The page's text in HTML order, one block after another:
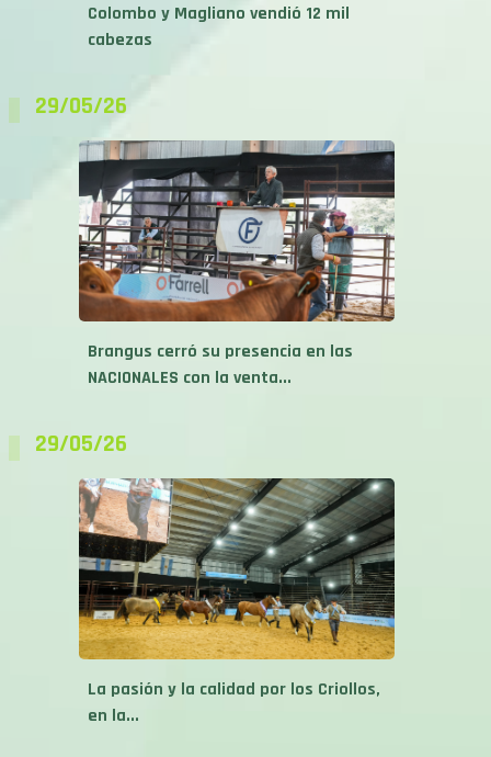
Colombo y Magliano vendió 12 mil
cabezas
29/05/26
Brangus cerró su presencia en las
NACIONALES con la venta...
29/05/26
La pasión y la calidad por los Criollos,
en la...